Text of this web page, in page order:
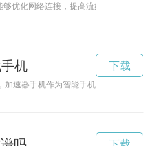
够优化网络连接，提高流媒体观影体验
机
加速器手机作为智能手机的新一代产品
下载